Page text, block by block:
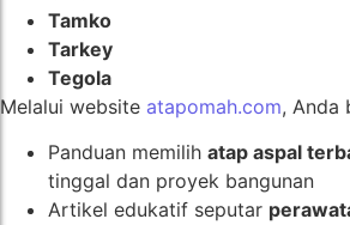
Tamko
Tarkey
Tegola
Melalui website atapomah.com, Anda
Panduan memilih atap aspal
tinggal dan proyek bangunan
Artikel edukatif seputar